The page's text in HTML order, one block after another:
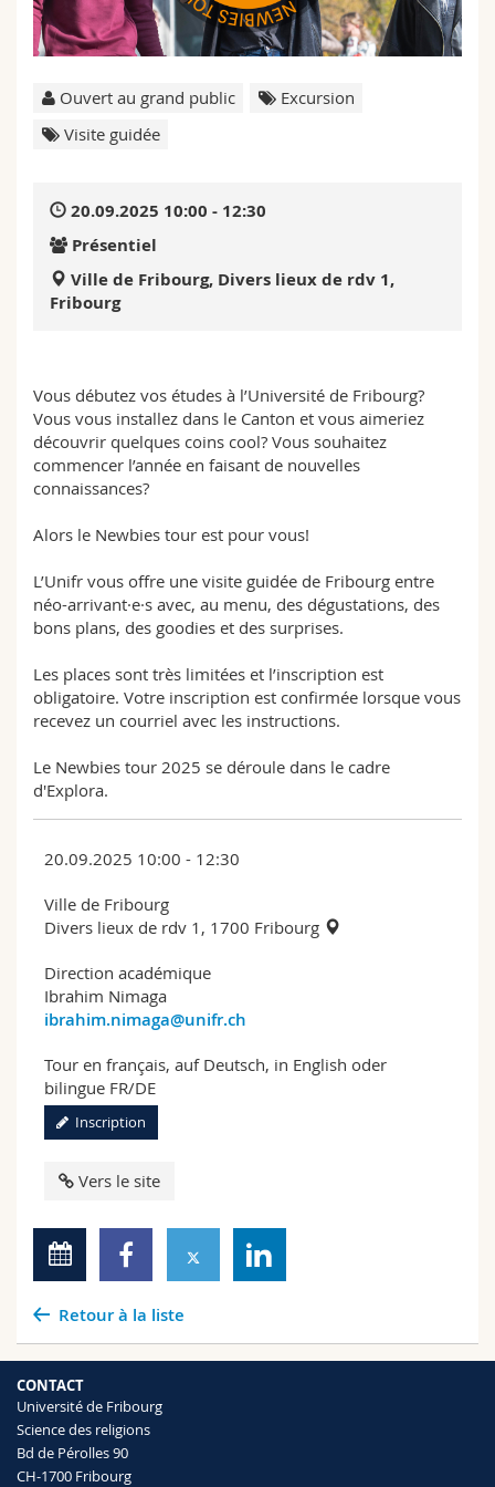
Sciences et médecine
Collaborateurs
Webmail
MyUnifr
Ouvert au grand public
Excursion
Visite guidée
20.09.2025 10:00 - 12:30
Présentiel
Ville de Fribourg, Divers lieux de rdv 1,
Fribourg
Vous débutez vos études à l’Université de Fribourg?
Vous vous installez dans le Canton et vous aimeriez
découvrir quelques coins cool? Vous souhaitez
commencer l’année en faisant de nouvelles
connaissances?
Alors le Newbies tour est pour vous!
L’Unifr vous offre une visite guidée de Fribourg entre
néo-arrivant·e·s avec, au menu, des dégustations, des
bons plans, des goodies et des surprises.
Les places sont très limitées et l’inscription est
obligatoire. Votre inscription est confirmée lorsque vous
recevez un courriel avec les instructions.
Le Newbies tour 2025 se déroule dans le cadre
d'Explora.
20.09.2025 10:00 - 12:30
Ville de Fribourg
Divers lieux de rdv 1, 1700 Fribourg
Direction académique
Ibrahim Nimaga
ibrahim.nimaga@unifr.ch
Tour en français, auf Deutsch, in English oder
bilingue FR/DE
Inscription
Vers le site
Retour à la liste
CONTACT
Université de Fribourg
Science des religions
Bd de Pérolles 90
CH-1700 Fribourg